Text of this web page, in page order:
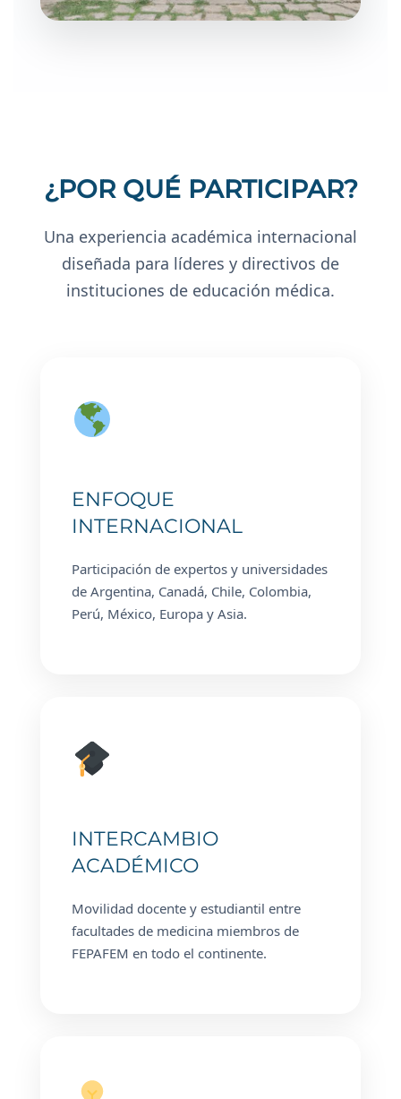
¿POR QUÉ PARTICIPAR?
Una experiencia académica internacional
diseñada para líderes y directivos de
instituciones de educación médica.
ENFOQUE
INTERNACIONAL
Participación de expertos y universidades
de Argentina, Canadá, Chile, Colombia,
Perú, México, Europa y Asia.
INTERCAMBIO
ACADÉMICO
Movilidad docente y estudiantil entre
facultades de medicina miembros de
FEPAFEM en todo el continente.